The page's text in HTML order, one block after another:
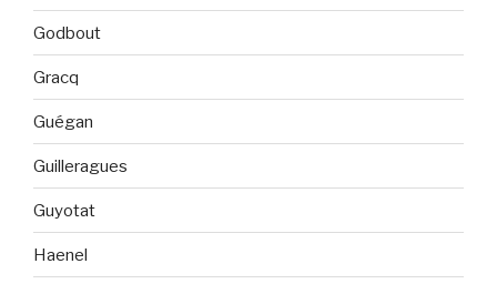
Godbout
Gracq
Guégan
Guilleragues
Guyotat
Haenel